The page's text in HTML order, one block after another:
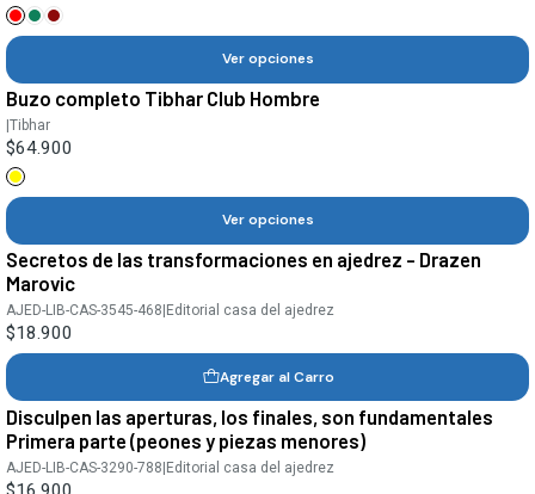
Ver opciones
Buzo completo Tibhar Club Hombre
|Tibhar
$64.900
Ver opciones
Secretos de las transformaciones en ajedrez - Drazen
Marovic
AJED-LIB-CAS-3545-468 Editorial casa del ajedrez
$18.900
Agregar al Carro
Disculpen las aperturas, los finales, son fundamentales
Primera parte (peones y piezas menores)
AJED-LIB-CAS-3290-788|Editorial casa del ajedrez